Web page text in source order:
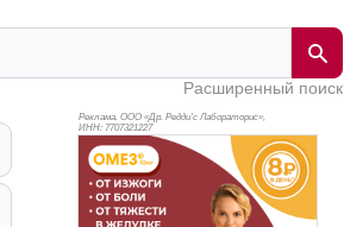
Расширенный поиск
Реклама. ООО «Др. Редди’с Лабораторис»,
ИНН: 7707321227